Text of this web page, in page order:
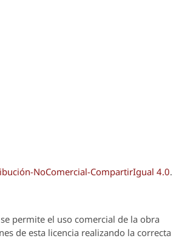
NoComercial-CompartirIgual 4.0.
permite el uso comercial de la obra
de esta licencia realizando la correcta